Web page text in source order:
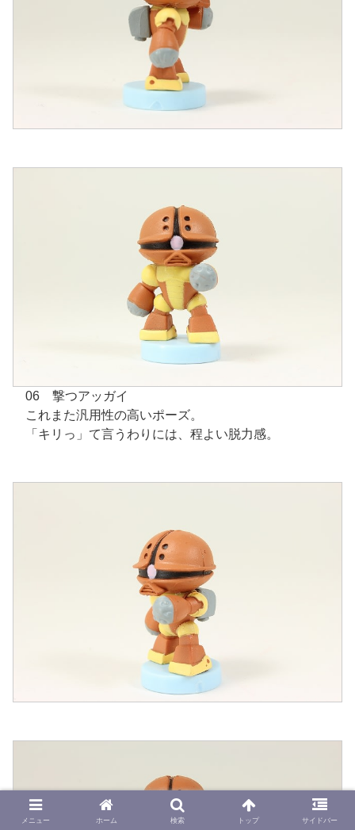
06 撃つアッガイ
これまた汎用性の高いポーズ。
「キリっ」て言うわりには、程よい脱力感。
メニュー ホーム 検索 トップ サイドバー